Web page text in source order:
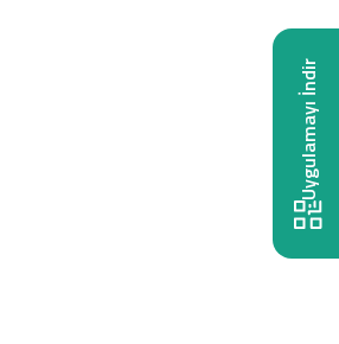
Uygulamayı İndir